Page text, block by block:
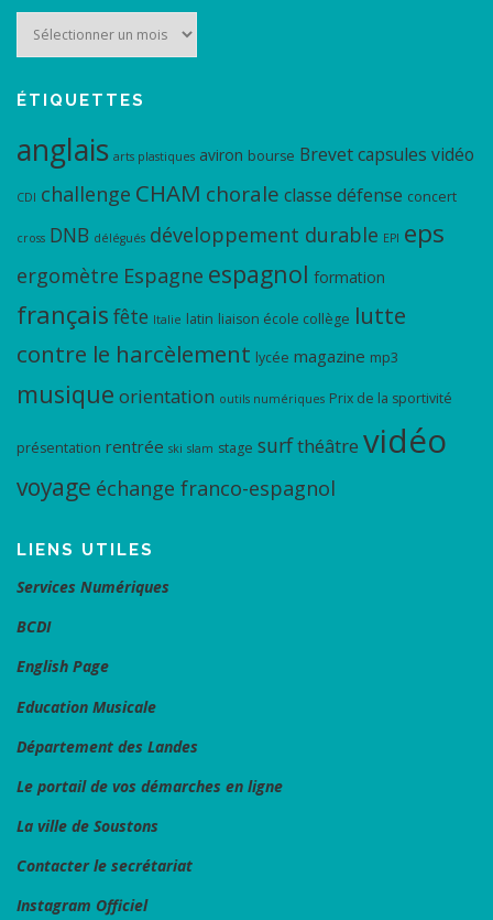
Archives
ÉTIQUETTES
anglais arts plastiques aviron bourse Brevetcapsules vidéo
CDI challenge CHAM chorale classe défense concert
cross DNB délégués développement durable EPI eps
ergomètre Espagne espagnol formation
français fête Italie latin liaison école collège lutte
contre le harcèlement lycée magazine mp3
musique orientation outils numériques Prix de la sportivité
présentation rentrée ski slam stage surfthéâtre vidéo
voyage échange franco-espagnol
LIENS UTILES
Services Numériques
BCDI
English Page
Education Musicale
Département des Landes
Le portail de vos démarches en ligne
La ville de Soustons
Contacter le secrétariat
Instagram Officiel